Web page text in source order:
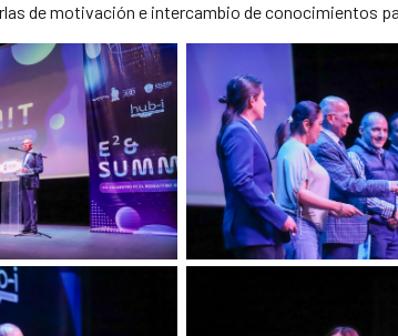
de motivación e intercambio de conocimientos